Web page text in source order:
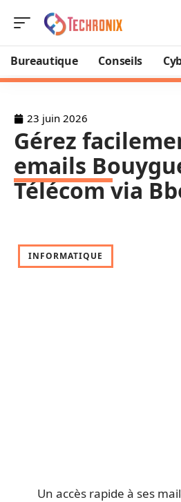
Bureautique Conseils
23 juin 2026
Gérez
emails
Télécom via
INFORMATIQUE
Un accès rapide à ses